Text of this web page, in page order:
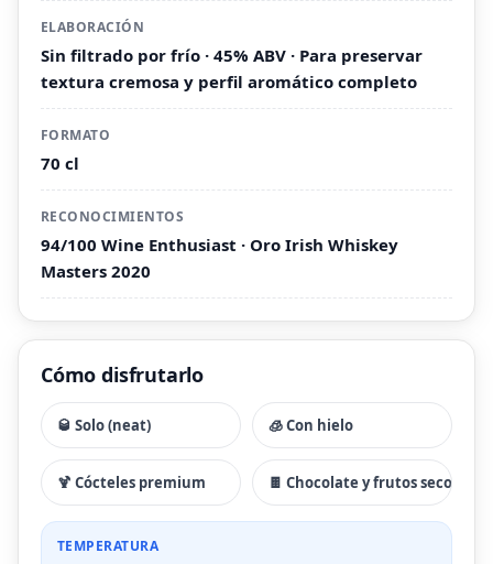
ELABORACIÓN
Sin filtrado por frío · 45% ABV · Para preservar
textura cremosa y perfil aromático completo
FORMATO
70 cl
RECONOCIMIENTOS
94/100 Wine Enthusiast · Oro Irish Whiskey
Masters 2020
Cómo disfrutarlo
🥃 Solo (neat) 🧊 Con hielo
🍹 Cócteles premium 🍫 Chocolate y frutos secos
TEMPERATURA